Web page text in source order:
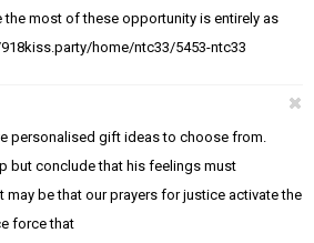
the most of these opportunity is entirely as
home/ntc33/5453-ntc33
personalised gift ideas to choose from.
but conclude that his feelings must
may be that our prayers for justice activate the
force that